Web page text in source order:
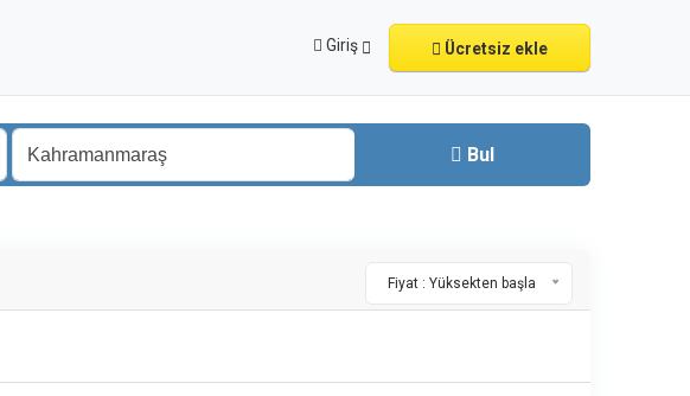
Giriş Ücretsiz ekle
Bul
Fiyat : Yüksekten başla